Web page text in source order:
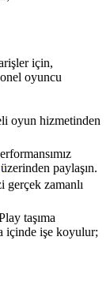
için,
oyuncu
oyun hizmetinden
üzerinden paylaşın.
zamanlı
taşıma
içinde işe koyulur;